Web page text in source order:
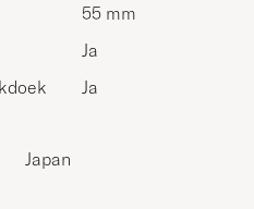
55 mm
Ja
Ja
Japan